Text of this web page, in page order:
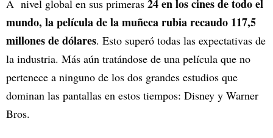
A nivel global en sus primeras 24 en los cines de todo el
mundo, la película de la muñeca rubia recaudo 117,5
millones de dólares. Esto superó todas las expectativas de
la industria. Más aún tratándose de una película que no
pertenece a ninguno de los dos grandes estudios que
dominan las pantallas en estos tiempos: Disney y Warner
Bros.